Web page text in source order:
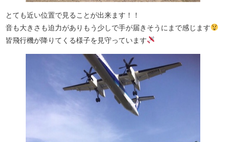
とても近い位置で見ることが出来ます！！
音も大きさも迫力がありもう少しで手が届きそうにまで感じます
皆飛行機が降りてくる様子を見守っています